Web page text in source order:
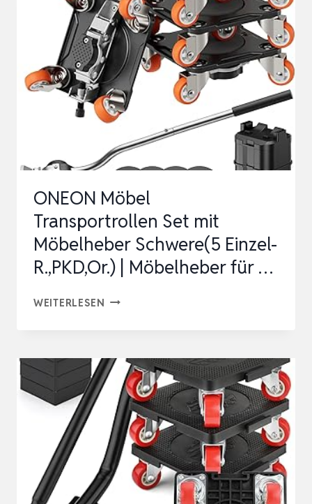
360
GRAD
SCHWERLASTROLLEN,
1.25
IN
MÖBELROLLEN
ONEON Möbel
Transportrollen Set mit
Möbelheber Schwere(5 Einzel-
R.,PKD,Or.) | Möbelheber für …
WEITERLESEN ONEON
SET
MIT
MÖBELHEBER
SCHWERE(5
EINZEL-
R.,PKD,OR.)
|